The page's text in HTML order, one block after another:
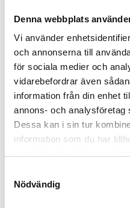
Denna webbplats
Vi använder
och annonserna till
för sociala medier och
vidarebefordrar även
information från din enhet
annons- och analysföretag
Dessa kan i sin tur
information som du har
Nödvändig
En trådlös instegsmodell för
och en bättre miljö. En stor
Funktioner:
- Aktuell, medel & max
- Tripp distans 0.00~999.99
- Total sträcka 0~99999 km
- Koldioxid "besparing"